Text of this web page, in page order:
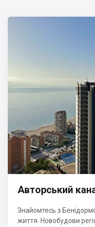
Авторський
Знайомтесь з
життя. Новобудови